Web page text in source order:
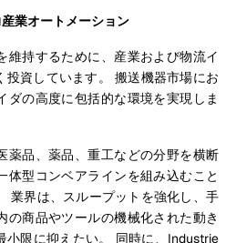
業オートメーション
維持するために、産業および物流イ
投資しています。 搬送機器市場にお
ダの高度に包括的な環境を実現しま
薬品、薬品、重工などの分野を横断
体型コンベアラインを組み込むこと
業界は、スループットを強化し、手
の商品やツールの機械化された動き
小限に抑えたい。 同時に、Industrie